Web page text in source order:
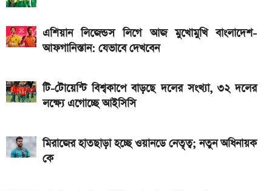
২০২৬ সালের প্রথম পূর্ণগ্রাস সূর্যগ্রহণ কবে, কোথা থেকে দেখা
এশিয়ান লিজেন্ডস লিগে আজ মুখোমুখি বাংলাদেশ-
আফগানিস্তান: যেভাবে দেখবেন
টি-টোয়েন্টি বিশ্বকাপে বাড়ছে দলের সংখ্যা, ৩২ দলের
লক্ষ্যে এগোচ্ছে আইসিসি
মিরাজের হাতছাড়া হচ্ছে ওয়ানডে নেতৃত্ব; নতুন অধিনায়ক
কে